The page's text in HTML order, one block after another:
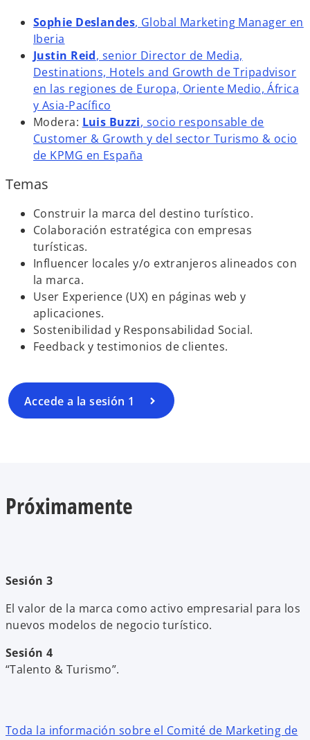
Sophie Deslandes, Global Marketing Manager en
Iberia
Justin Reid, senior Director de Media,
Destinations, Hotels and Growth de Tripadvisor
en las regiones de Europa, Oriente Medio, África
y Asia-Pacífico
Modera: Luis Buzzi, socio responsable de
Customer & Growth y del sector Turismo & ocio
de KPMG en España
Temas
Construir la marca del destino turístico.
Colaboración estratégica con empresas
turísticas.
Influencer locales y/o extranjeros alineados con
la marca.
User Experience (UX) en páginas web y
aplicaciones.
Sostenibilidad y Responsabilidad Social.
Feedback y testimonios de clientes.
Accede a la sesión 1
Próximamente
Sesión 3
El valor de la marca como activo empresarial para los
nuevos modelos de negocio turístico.
Sesión 4
“Talento & Turismo”.
Toda la información sobre el Comité de Marketing de